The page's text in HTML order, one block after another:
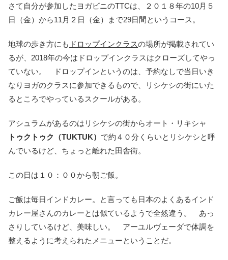
さて自分が参加したヨガビニのTTCは、２０１８年の10月５
日（金）から11月２日（金）まで29日間というコース。
地球の歩き方にも ドロップインクラスの場所が掲載されてい
るが、2018年の今はドロップインクラスはクローズしてやっ
ていない。 ドロップインというのは、予約なしで当日いき
なりヨガのクラスに参加できるもので、リシケシの街にいた
るところでやっているスクールがある。
アシュラムがあるのはリシケシの街からオート・リキシャ
トゥクトゥク（TUKTUK） で約４０分くらいとリシケシと呼
んでいるけど、ちょっと離れた田舎街。
この日は１０：００から朝ご飯。
ご飯は毎日インドカレー。と言っても日本のよくあるインド
カレー屋さんのカレーとは似ているようで全然違う。 あっ
さりしているけど、美味しい。 アーユルヴェーダで体調を
整えるように考えられたメニューということだ。